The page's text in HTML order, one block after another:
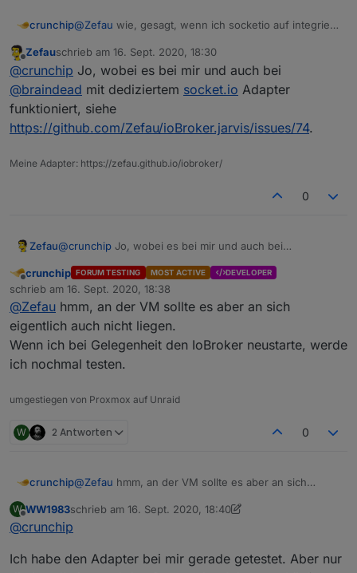
crunchip@Zefau wie, gesagt, wenn ich socketio auf integriert
den eigenen Socketio Adapter verwende, klappt das
nicht.
Vllt meldet sich ja noch jemand anderes, der
ebenfalls den socketio Adapter in Verwendung hat
Zefauschrieb am 16. Sept. 2020, 18:30
zuletzt editiert von
@crunchip Jo, wobei es bei mir und auch bei
@braindead mit dediziertem socket.io Adapter
funktioniert, siehe
https://github.com/Zefau/ioBroker.jarvis/issues/74.
Meine Adapter: https://zefau.github.io/iobroker/
0
Zefau@crunchip Jo, wobei es bei mir und auch bei
funktioniert, siehe
https://github.com/Zefau/ioBroker.jarvis/issues/74
Offline
crunchip FORUM TESTING MOST ACTIVE DEVELOPER
schrieb am 16. Sept. 2020, 18:38
zuletzt editiert von
@Zefau hmm, an der VM sollte es aber an sich
eigentlich auch nicht liegen.
Wenn ich bei Gelegenheit den IoBroker neustarte, werde
ich nochmal testen.
umgestiegen von Proxmox auf Unraid
W 2 Antworten 0
crunchip@Zefau hmm, an der VM sollte es aber an sich
Wenn ich bei Gelegenheit den IoBroker neustarte,
W WW1983schrieb am 16. Sept. 2020, 18:40
zuletzt editiert von WW1983
@crunchip
Ich habe den Adapter bei mir gerade getestet. Aber nur